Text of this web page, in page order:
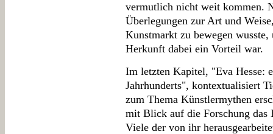
vermutlich nicht weit kommen.
Überlegungen zur Art und
Kunstmarkt zu bewegen
Herkunft dabei ein Vorteil war.
Im letzten Kapitel, "Eva Hesse:
Jahrhunderts", kontextualisiert
zum Thema Künstlermythen
mit Blick auf die Forschung das
Viele der von ihr